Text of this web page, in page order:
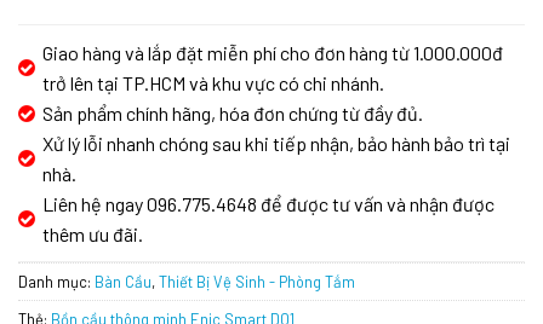
Giao hàng và lắp đặt miễn phí cho đơn hàng từ 1.000.000đ
trở lên tại TP.HCM và khu vực có chi nhánh.
Sản phẩm chính hãng, hóa đơn chứng từ đầy đủ.
Xử lý lỗi nhanh chóng sau khi tiếp nhận, bảo hành bảo trì tại
nhà.
Liên hệ ngay 096.775.4648 để được tư vấn và nhận được
thêm ưu đãi.
Danh mục: Bàn Cầu,Thiết Bị Vệ Sinh - Phòng Tắm
Thẻ: Bồn cầu thông minh Enic Smart D01